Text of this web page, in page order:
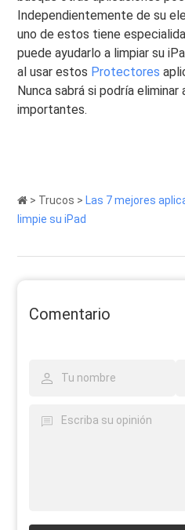
Independientemente de su
uno de estos tiene
puede ayudarlo a limpiar su
al usar estos Protectores
Nunca sabrá si podría
importantes.
> Trucos > Las 7 mejores
limpie su iPad
Comentario